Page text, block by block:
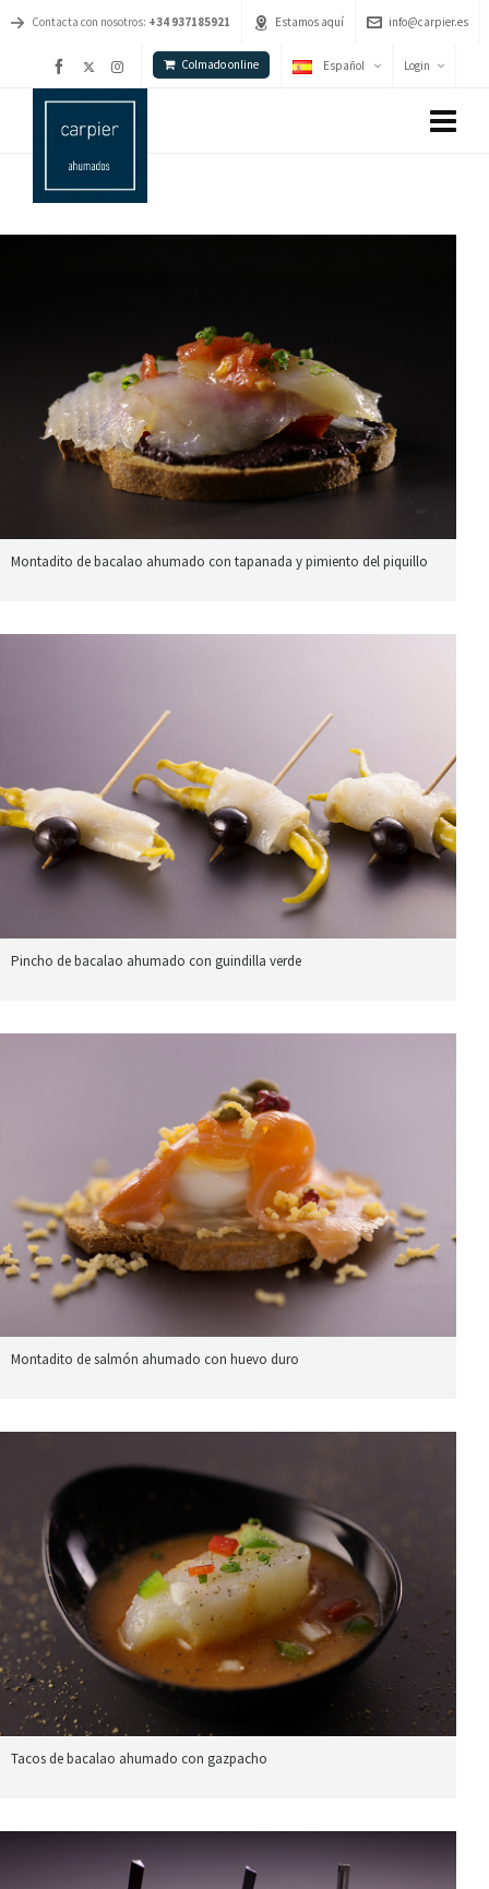
Contacta con nosotros: +34 937185921 Estamos aquí info@carpier.es
Colmado online Español Login
Montadito de bacalao ahumado con tapanada y pimiento del piquillo
Pincho de bacalao ahumado con guindilla verde
Montadito de salmón ahumado con huevo duro
Tacos de bacalao ahumado con gazpacho